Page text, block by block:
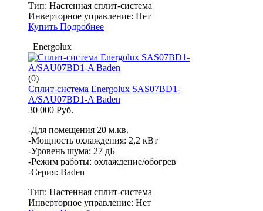
Тип: Настенная сплит-система
Инверторное управление: Нет
Купить Подробнее
Energolux
(0)
Сплит-система Energolux SAS07BD1-
A/SAU07BD1-A Baden
30 000 Руб.
-Для помещения 20 м.кв.
-Мощность охлаждения: 2,2 кВт
-Уровень шума: 27 дБ
-Режим работы: охлаждение/обогрев
-Серия: Baden
Тип: Настенная сплит-система
Инверторное управление: Нет